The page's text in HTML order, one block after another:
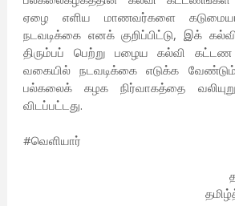
ஏழை எளிய மாணவர்களை கடுமையாக
நடவடிக்கை எனக் குறிப்பிட்டு, இக்
திரும்பப் பெற்று பழைய கல்வி
வகையில் நடவடிக்கை எடுக்க வேண்டும்
பல்கலைக் கழக நிர்வாகத்தை
விடப்பட்டது.
#வெளியார்